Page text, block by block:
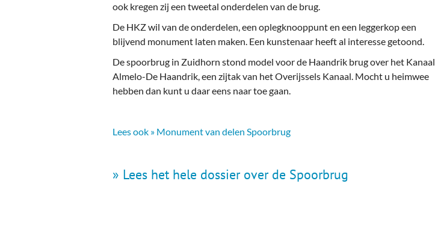
ook kregen zij een tweetal onderdelen van de brug.
De HKZ wil van de onderdelen, een oplegknooppunt en een leggerkop een
blijvend monument laten maken. Een kunstenaar heeft al interesse getoond.
De spoorbrug in Zuidhorn stond model voor de Haandrik brug over het Kanaal
Almelo-De Haandrik, een zijtak van het Overijssels Kanaal. Mocht u heimwee
hebben dan kunt u daar eens naar toe gaan.
Lees ook » Monument van delen Spoorbrug
» Lees het hele dossier over de Spoorbrug